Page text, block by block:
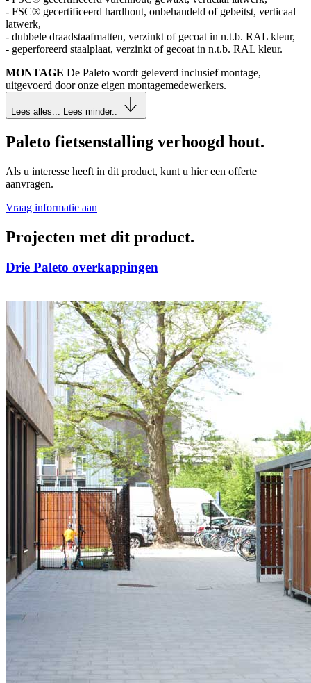
- FSC® gecertificeerd hardhout, onbehandeld of gebeitst, verticaal
latwerk,
- dubbele draadstaafmatten, verzinkt of gecoat in n.t.b. RAL kleur,
- geperforeerd staalplaat, verzinkt of gecoat in n.t.b. RAL kleur.
MONTAGE De Paleto wordt geleverd inclusief montage,
uitgevoerd door onze eigen montagemedewerkers.
Lees alles... Lees minder..
Paleto fietsenstalling verhoogd hout.
Als u interesse heeft in dit product, kunt u hier een offerte
aanvragen.
Vraag informatie aan
Projecten met dit product.
Drie Paleto overkappingen